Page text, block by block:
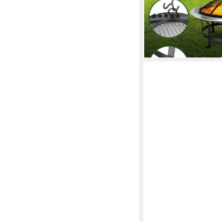
Outdoor Grill
(1)
79,95 €
lieferbar - in 3-4